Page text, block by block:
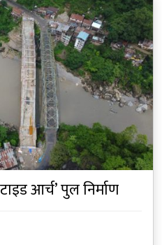
आर्च’ पुल निर्माण